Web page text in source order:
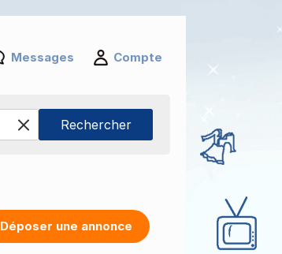
Messages Compte
Déposer une annonce